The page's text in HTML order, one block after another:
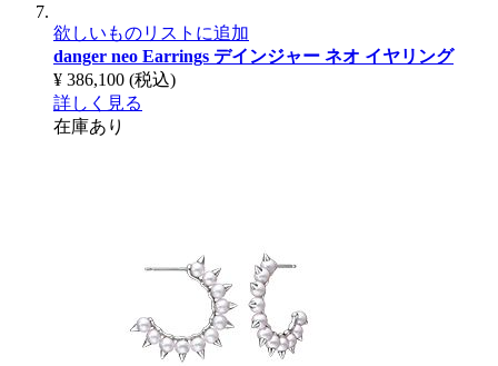
欲しいものリストに追加
danger neo Earrings デインジャー ネオ イヤリング
¥ 386,100 (税込)
詳しく見る
在庫あり